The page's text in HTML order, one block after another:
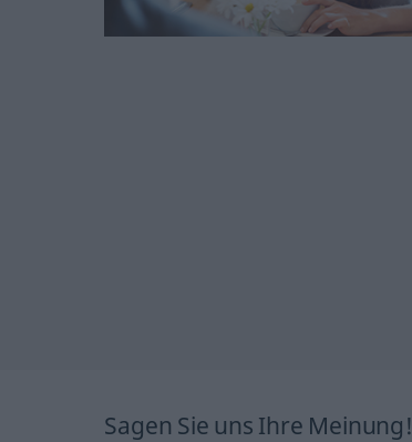
Sagen Sie uns Ihre Meinung!